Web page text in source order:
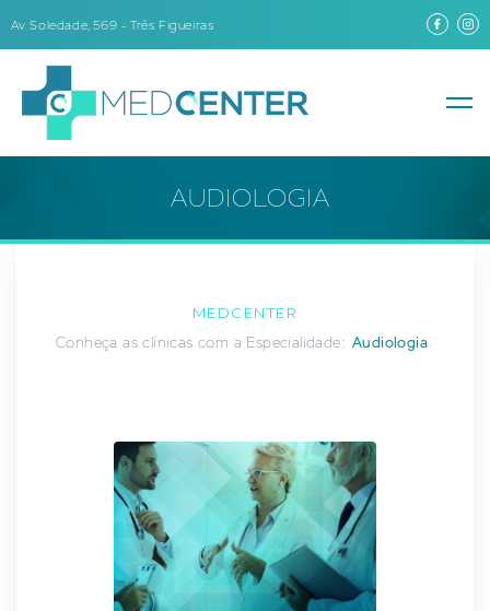
Av. Soledade, 569 – Três Figueiras
AUDIOLOGIA
MEDCENTER
Conheça as clínicas com a Especialidade: Audiologia